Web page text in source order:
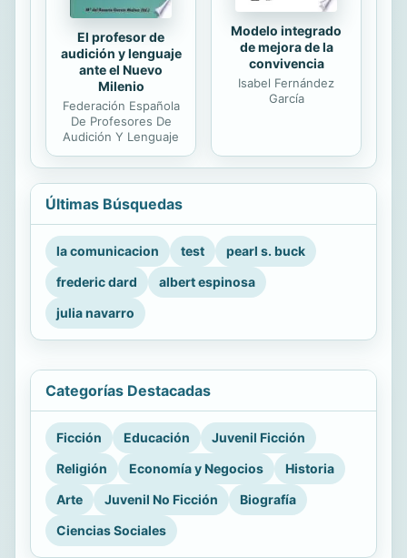
El profesor de
audición y lenguaje
ante el Nuevo
Milenio
Federación Española
De Profesores De
Audición Y Lenguaje
Modelo integrado
de mejora de la
convivencia
Isabel Fernández
García
Últimas Búsquedas
la comunicacion test
pearl s. buck
frederic dard
albert espinosa
julia navarro
Categorías Destacadas
Ficción Educación
Juvenil Ficción
Religión
Economía y Negocios
Historia
Arte
Juvenil No Ficción
Biografía
Ciencias Sociales